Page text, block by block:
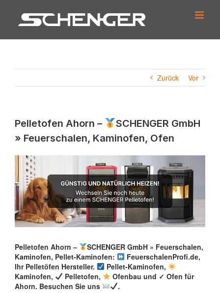
springen
Zurück Vor
Pelletofen Ahorn –
SCHENGER GmbH
» Feuerschalen, Kaminofen, Ofen
Pelletofen Ahorn –
SCHENGER GmbH » Feuerschalen,
Kaminofen, Pellet-Kaminofen:
FeuerschalenProfi.de,
Ihr Pelletöfen Hersteller.
Pellet-Kaminofen,
Kaminofen,
Pelletofen,
Ofenbau und ✓ Ofen für
Ahorn. Besuchen Sie uns
.